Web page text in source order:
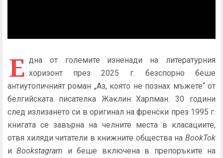
Е дна от големите изненади на литературния
хоризонт през 2025 г. безспорно беше
антиутопичният роман „Аз, която не познах мъжете“ от
белгийската писателка Жаклин Харпман. 30 години
след излизането си в оригинал на френски през 1995 г.
книгата се завърна на челните места в класациите,
отвя хиляди читатели в книжните общества на BookTok
иBookstagram и беше включена в препоръките на